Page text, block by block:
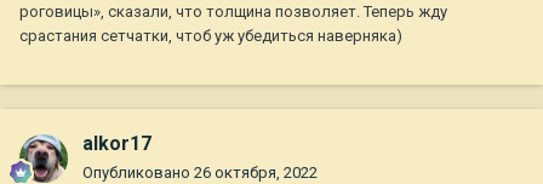
роговицы», сказали, что толщина позволяет. Теперь жду
срастания сетчатки, чтоб уж убедиться наверняка)
alkor17
Опубликовано 26 октября, 2022